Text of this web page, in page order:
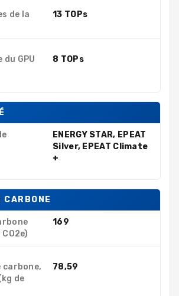
de la
13 TOPs
GPU
8 TOPs
ENERGY STAR, EPEAT
Silver, EPEAT Climate
+
CARBONE
169
carbone,
de
78,59